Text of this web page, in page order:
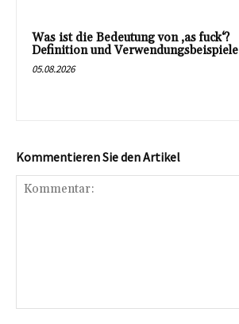
Was ist die Bedeutung von ‚as fuck‘?
Definition und Verwendungsbeispiele
05.08.2026
Kommentieren Sie den Artikel